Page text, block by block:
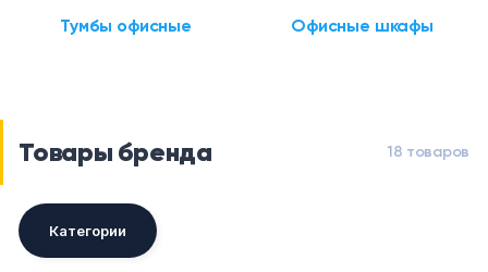
Тумбы офисные Офисные шкафы
Товары бренда 18 товаров
Категории